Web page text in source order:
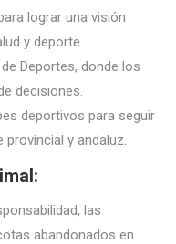
lograr una visión
y deporte.
Deportes, donde los
decisiones.
deportivos para seguir
y andaluz.
las
abandonados en